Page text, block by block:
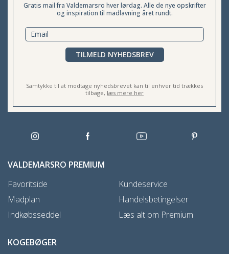
Gratis mail fra Valdemarsro hver lørdag. Alle de nye opskrifter
og inspiration til madlavning året rundt.
TILMELD NYHEDSBREV
Samtykke til at modtage nyhedsbrevet kan til enhver tid trækkes
tilbage, læs mere her
VALDEMARSRO PREMIUM
Favoritside
Madplan
Indkøbsseddel
Kundeservice
Handelsbetingelser
Læs alt om Premium
KOGEBØGER